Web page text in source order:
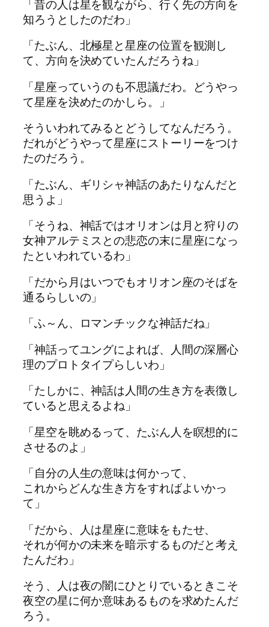
「昔の人は星を観ながら、行く先の方向を
知ろうとしたのだわ」
「たぶん、北極星と星座の位置を観測し
て、方向を決めていたんだろうね」
「星座っていうのも不思議だわ。どうやっ
て星座を決めたのかしら。」
そういわれてみるとどうしてなんだろう。
だれがどうやって星座にストーリーをつけ
たのだろう。
「たぶん、ギリシャ神話のあた りなんだと
思うよ」
「そうね、神話ではオリオンは月と狩りの
女神アルテミスとの悲恋の末に星座になっ
たといわれているわ」
「だから月はいつでもオリオン座のそばを
通るらしいの」
「ふ～ん、ロマンチックな神話だね」
「神話ってユングによれば、人間の深層心
理のプロトタイプらしいわ」
「た しかに、神話は人間の生き方を表徴し
ていると思えるよね」
「星空を眺めるって、 たぶん人を瞑想的に
させるのよ」
「自分の人生の意味は何かって、
これからどんな生き方をすればよいかっ
て」
「だから、人は星座に意味をもたせ、
それが何かの未来を暗示するものだと考え
たんだわ」
そう、人は夜の闇にひとりでいるときこそ
夜空の星に何か意味あるものを求めたんだ
ろう。